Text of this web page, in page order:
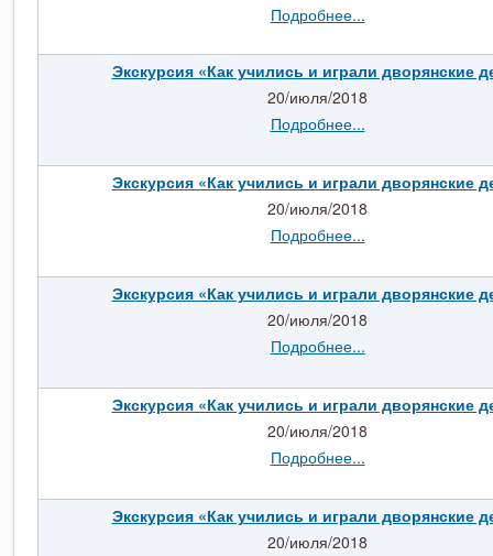
Подробнее...
Экскурсия «Как учились и играли дворянские
20/июля/2018
Подробнее...
Экскурсия «Как учились и играли дворянские
20/июля/2018
Подробнее...
Экскурсия «Как учились и играли дворянские
20/июля/2018
Подробнее...
Экскурсия «Как учились и играли дворянские
20/июля/2018
Подробнее...
Экскурсия «Как учились и играли дворянские
20/июля/2018